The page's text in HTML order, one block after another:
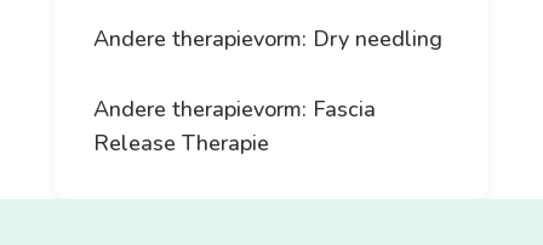
Andere therapievorm: Dry needling
Andere therapievorm: Fascia
Release Therapie